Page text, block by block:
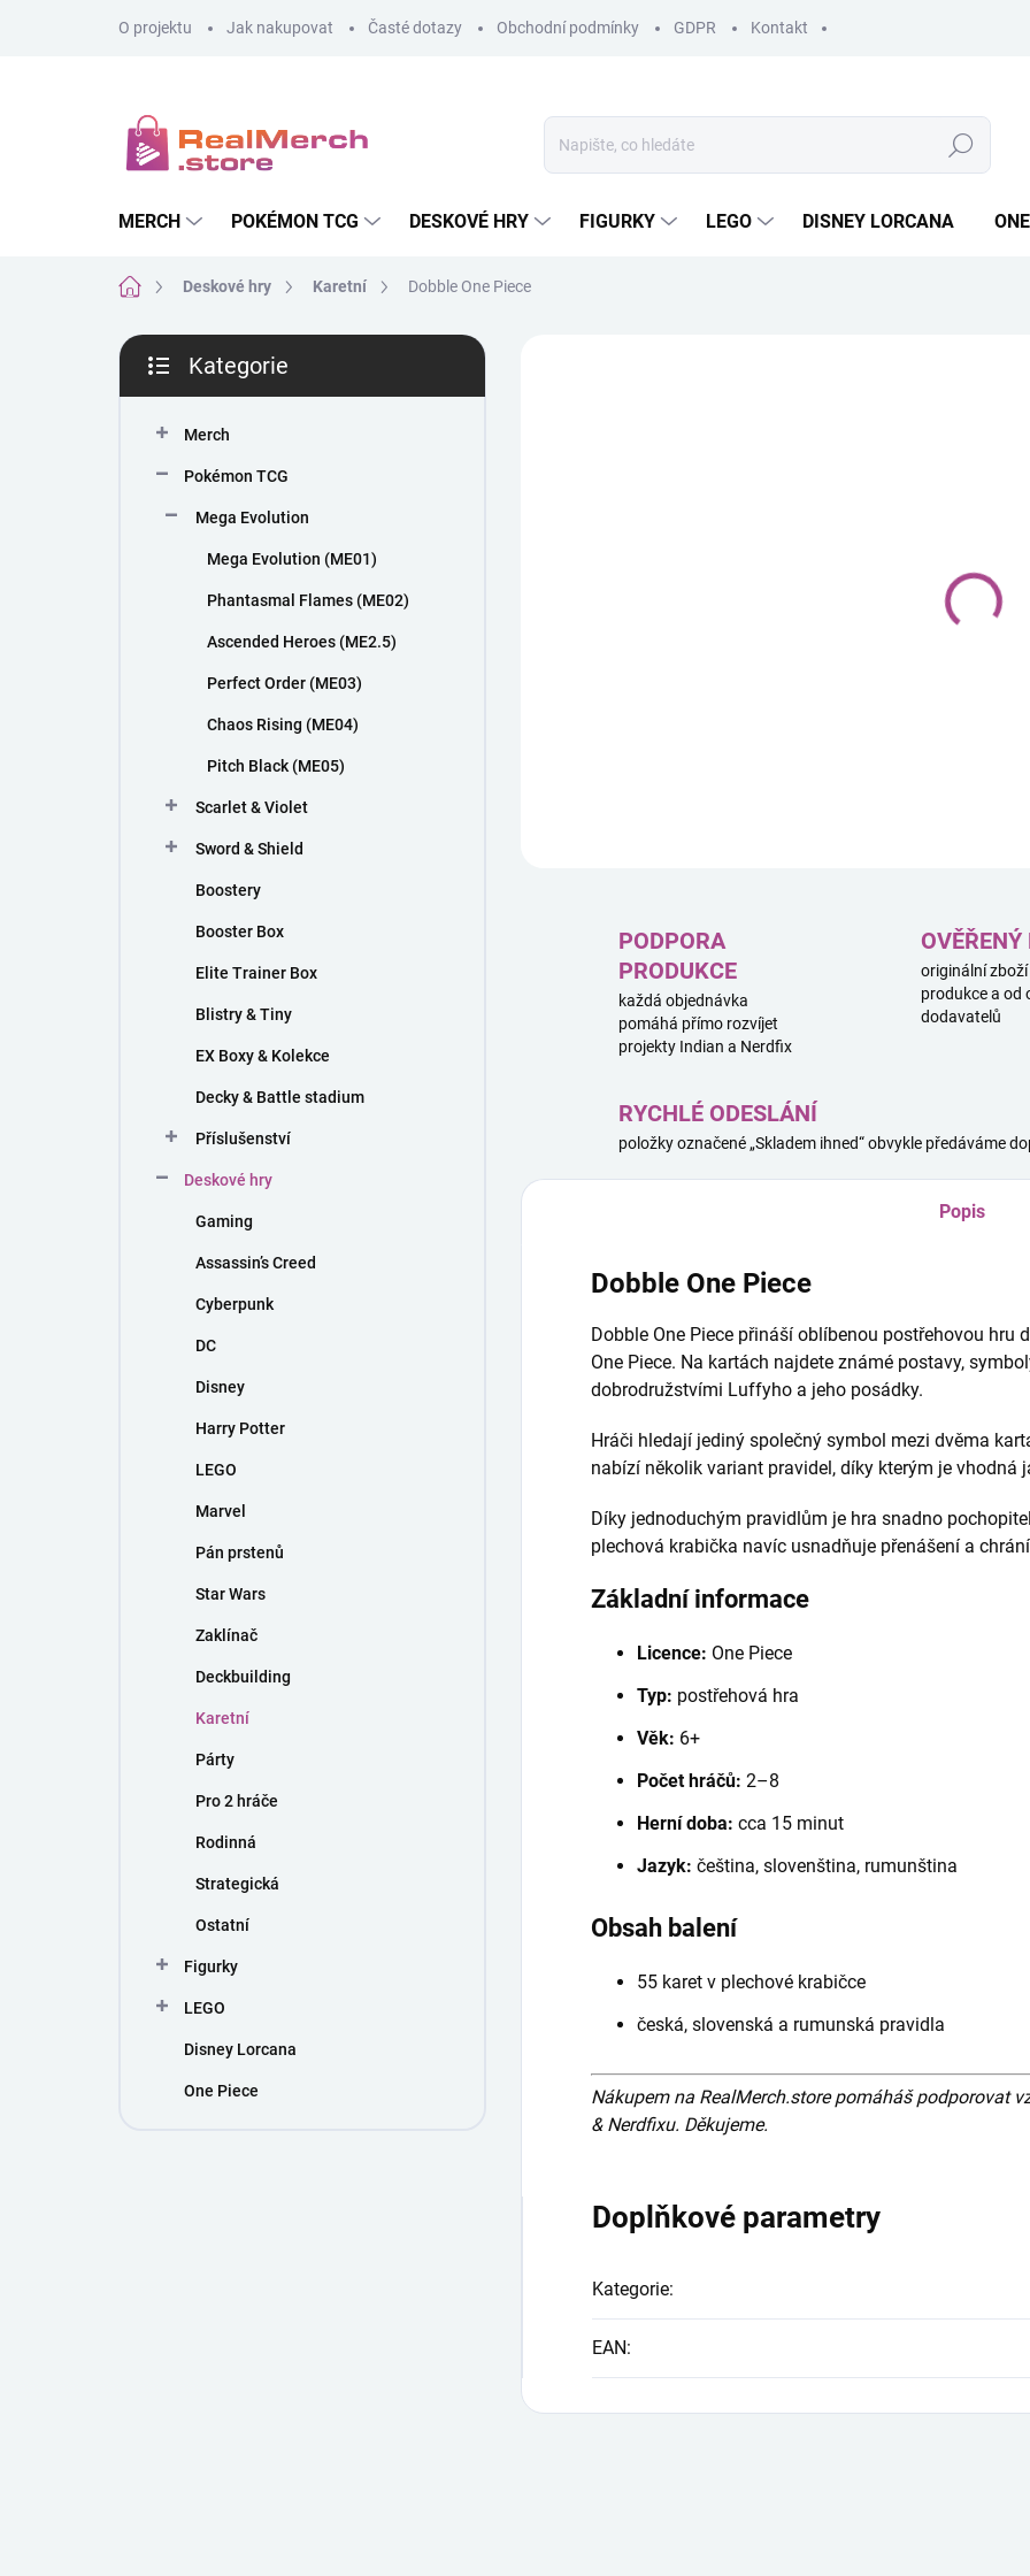
O projektu Jak nakupovat Časté dotazy Obchodní podmínky GDPR Kontakt
Hledat
MERCH POKÉMON TCG DESKOVÉ HRY FIGURKY LEGO DISNEY LORCANA
Domů Deskové hry Karetní Dobble One Piece
P
s
kategorie
Kategorie
Merch
Pokémon TCG
Mega Evolution
Mega Evolution (ME01)
Phantasmal Flames (ME02)
Ascended Heroes (ME2.5)
Perfect Order (ME03)
Chaos Rising (ME04)
Pitch Black (ME05)
Scarlet & Violet
Sword & Shield
Boostery
Booster Box
Elite Trainer Box
Blistry & Tiny
EX Boxy & Kolekce
Decky & Battle stadium
Příslušenství
Deskové hry
Gaming
Assassin’s Creed
Cyberpunk
DC
Disney
Harry Potter
LEGO
Marvel
Pán prstenů
Star Wars
Zaklínač
Deckbuilding
Karetní
Párty
Pro 2 hráče
Rodinná
Strategická
Ostatní
Figurky
LEGO
Disney Lorcana
One Piece
PODPORA
PRODUKCE
každá objednávka
pomáhá přímo rozvíjet
projekty Indian a Nerdfix
OVĚŘENÝ
originální
produkce a od
dodavatelů
RYCHLÉ ODESLÁNÍ
položky označené „Skladem ihned“ obvykle předáváme
Popis
Dobble One Piece
Dobble One Piece přináší oblíbenou postřehovou hru
One Piece. Na kartách najdete známé postavy,
dobrodružstvími Luffyho a jeho posádky.
Hráči hledají jediný společný symbol mezi dvěma
nabízí několik variant pravidel, díky kterým je vhodná
Díky jednoduchým pravidlům je hra snadno
plechová krabička navíc usnadňuje přenášení a
Základní informace
Licence: One Piece
Typ: postřehová hra
Věk: 6+
Počet hráčů: 2–8
Herní doba: cca 15 minut
Jazyk: čeština, slovenština, rumunština
Obsah balení
55 karet v plechové krabičce
česká, slovenská a rumunská pravidla
Nákupem na RealMerch.store pomáháš podporovat
& Nerdfixu. Děkujeme.
Doplňkové parametry
Kategorie:
EAN: